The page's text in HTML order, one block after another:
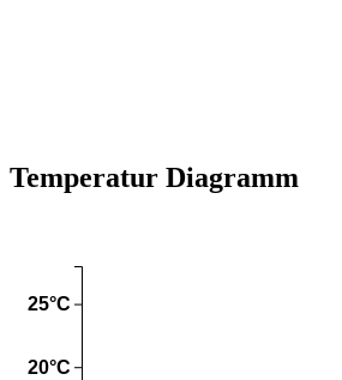
Temperatur Diagramm